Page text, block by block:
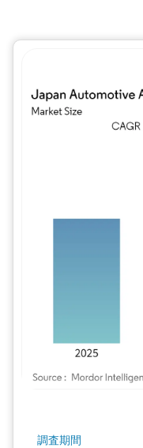
調査期間